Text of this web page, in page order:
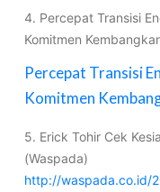
4. Percepat Transisi
Komitmen
Percepat Transisi
Komitmen
5. Erick Tohir Cek
(Waspada)
http://waspada.co.id/